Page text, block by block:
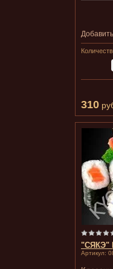
310
"СЯКЭ"
Артикул: